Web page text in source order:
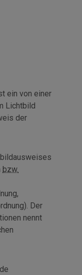
ein von einer
Lichtbild
der
bzw.
Der
nennt